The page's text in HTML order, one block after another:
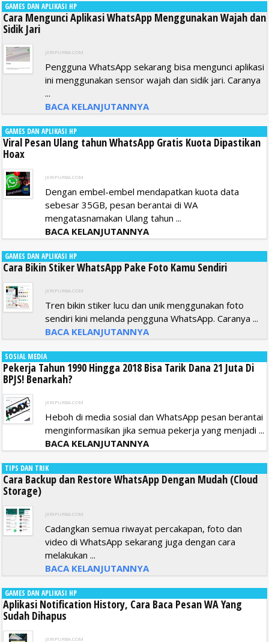
GAMES DAN APLIKASI HP
Cara Mengunci Aplikasi WhatsApp Menggunakan Wajah dan
Sidik Jari
JERIPURBA.COM
Pengguna WhatsApp sekarang bisa mengunci aplikasi
ini menggunakan sensor wajah dan sidik jari. Caranya
...
BACA KELANJUTANNYA
GAMES DAN APLIKASI HP
Viral Pesan Ulang tahun WhatsApp Gratis Kuota Dipastikan
Hoax
JERIPURBA.COM
Dengan embel-embel mendapatkan kuota data
sebesar 35GB, pesan berantai di WA
mengatasnamakan Ulang tahun ...
BACA KELANJUTANNYA
GAMES DAN APLIKASI HP
Cara Bikin Stiker WhatsApp Pake Foto Kamu Sendiri
JERIPURBA.COM
Tren bikin stiker lucu dan unik menggunakan foto
sendiri kini melanda pengguna WhatsApp. Caranya ...
BACA KELANJUTANNYA
SOSIAL MEDIA
Pekerja Tahun 1990 Hingga 2018 Bisa Tarik Dana 21 Juta Di
BPJS! Benarkah?
JERIPURBA.COM
Heboh di media sosial dan WhatsApp pesan berantai
menginformasikan jika semua pekerja yang menjadi ...
BACA KELANJUTANNYA
TIPS DAN TRIK
Cara Backup dan Restore WhatsApp Dengan Mudah (Cloud
Storage)
JERIPURBA.COM
Cadangkan semua riwayat percakapan, foto dan
video di WhatsApp sekarang juga dengan cara
melakukan ...
BACA KELANJUTANNYA
GAMES DAN APLIKASI HP
Aplikasi Notification History, Cara Baca Pesan WA Yang
Sudah Dihapus
JERIPURBA.COM